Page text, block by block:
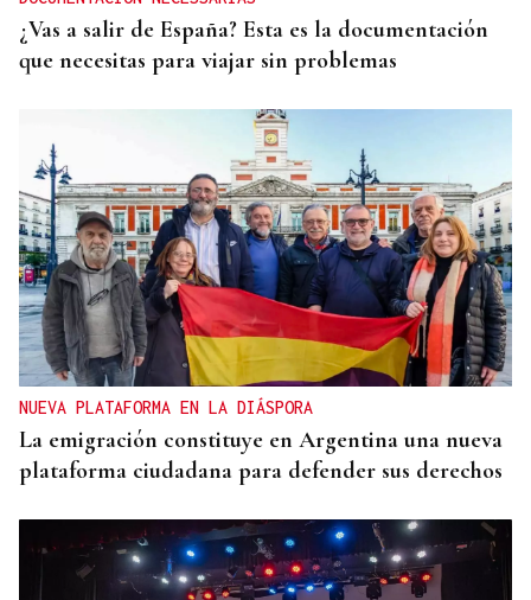
¿Vas a salir de España? Esta es la documentación
que necesitas para viajar sin problemas
NUEVA PLATAFORMA EN LA DIÁSPORA
La emigración constituye en Argentina una nueva
plataforma ciudadana para defender sus derechos